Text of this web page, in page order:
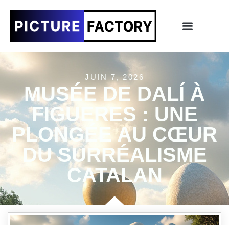
JUIN 7, 2026
MUSÉE DE DALÍ À
FIGUERES : UNE
PLONGÉE AU CŒUR
DU SURRÉALISME
CATALAN